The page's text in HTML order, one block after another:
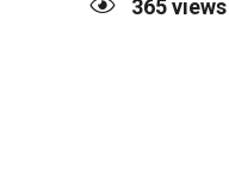
365views